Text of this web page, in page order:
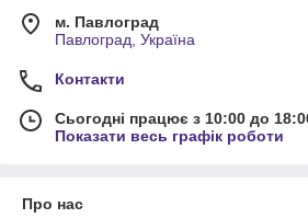
м. Павлоград
Павлоград, Україна
Контакти
Сьогодні працює з 10:00 до
Показати весь графік роботи
Про нас